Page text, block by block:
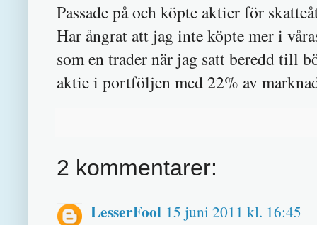
Passade på och köpte aktier för
Har ångrat att jag inte köpte mer i
som en trader när jag satt beredd till
aktie i portföljen med 22% av
2 kommentarer:
LesserFool 15 juni 2011 kl. 16:45